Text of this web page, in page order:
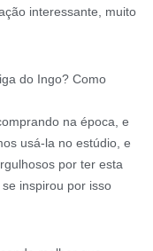
interessante, muito
do Ingo? Como
na época, e
usá-la no estúdio, e
por ter esta
inspirou por isso